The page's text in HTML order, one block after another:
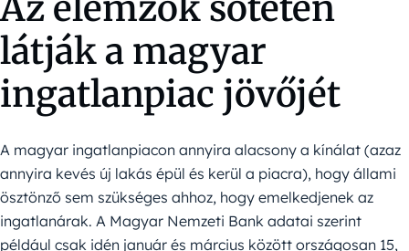
látják a magyar
ingatlanpiac jövőjét
A magyar ingatlanpiacon annyira alacsony a kínálat (azaz
annyira kevés új lakás épül és kerül a piacra), hogy állami
ösztönző sem szükséges ahhoz, hogy emelkedjenek az
ingatlanárak. A Magyar Nemzeti Bank adatai szerint
például csak idén január és március között országosan 15,